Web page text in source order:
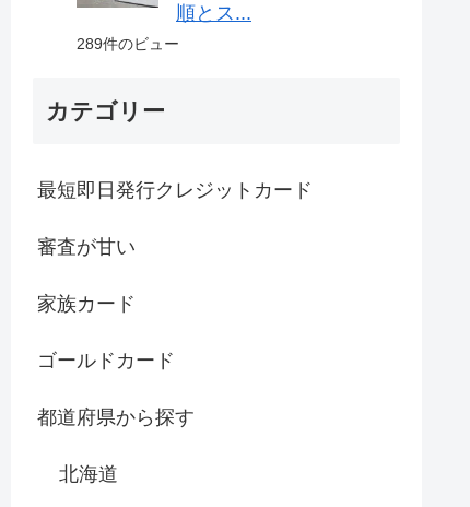
順とス...
289件のビュー
カテゴリー
最短即日発行クレジットカード
審査が甘い
家族カード
ゴールドカード
都道府県から探す
北海道